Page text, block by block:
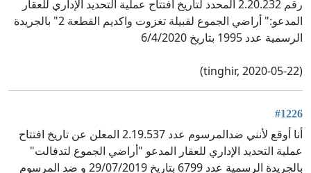
رقم 2.20.232 المحدد لتاريخ افتتاح عملية التحديد الإداري للعقار
المدعو:" أراضي الجموع لقبيلة تغزوت واكديم القطعة 2" بالجريدة
الرسمية عدد 1995 بتاريخ 6/4/2020
(tinghir, 2020-05-22)
#1226
أنا أوقع لأنني ضدالمرسوم عدد 2.19.537 المعلن عن تاريخ افتتاح
عملية التحديد الإداري للعقار المدعو "أراضي الجموع لتدفالت"
بالجريدة الرسمية عدد 6799 بتاريخ 29/07/2019 و ضد المرسوم